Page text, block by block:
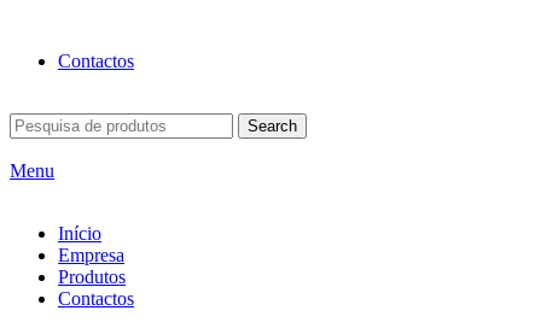
Contactos
Search
Menu
Início
Empresa
Produtos
Contactos